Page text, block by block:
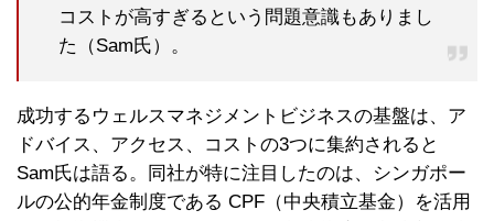
コストが高すぎるという問題意識もありまし
た（Sam氏）。
成功するウェルスマネジメントビジネスの基盤は、ア
ドバイス、アクセス、コストの3つに集約されると
Sam氏は語る。同社が特に注目したのは、シンガポー
ルの公的年金制度である CPF（中央積立基金）を活用